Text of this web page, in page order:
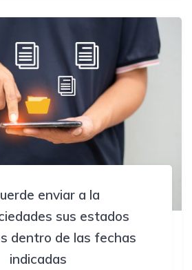
enviar a la
sus estados
dentro de las fechas
indicadas